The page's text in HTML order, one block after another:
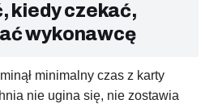
kiedy czekać,
wykonawcę
minimalny czas z karty
nie ugina się, nie zostawia